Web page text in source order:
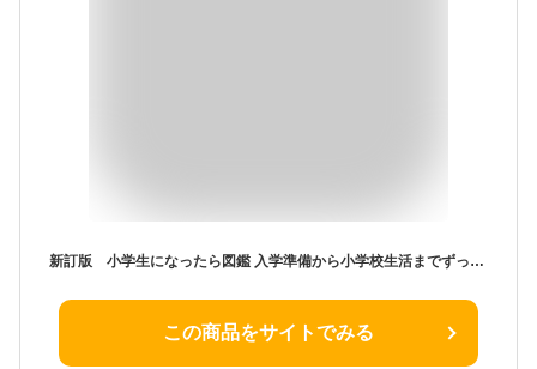
新訂版 小学生になったら図鑑 入学準備から小学校生活までずっと役立つ366 （単行本 392） [ 長谷川 康男 ]
この商品をサイトでみる